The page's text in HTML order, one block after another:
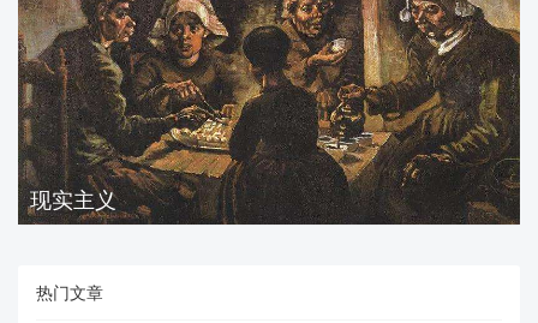
现实主义
热门文章